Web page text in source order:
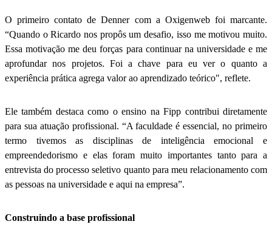
O primeiro contato de Denner com a Oxigenweb foi marcante.
“Quando o Ricardo nos propôs um desafio, isso me motivou muito.
Essa motivação me deu forças para continuar na universidade e me
aprofundar nos projetos. Foi a chave para eu ver o quanto a
experiência prática agrega valor ao aprendizado teórico", reflete.
Ele também destaca como o ensino na Fipp contribui diretamente
para sua atuação profissional. “A faculdade é essencial, no primeiro
termo tivemos as disciplinas de inteligência emocional e
empreendedorismo e elas foram muito importantes tanto para a
entrevista do processo seletivo quanto para meu relacionamento com
as pessoas na universidade e aqui na empresa”.
Construindo a base profissional